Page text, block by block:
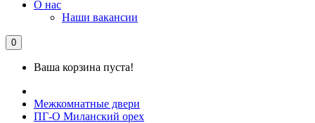
О нас
Наши вакансии
0
Ваша корзина пуста!
Межкомнатные двери
ПГ-О Миланский орех